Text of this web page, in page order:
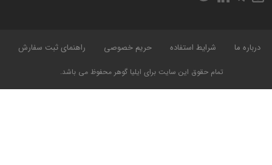
تمام حقوق این سایت برای ایلیا گوهر محفوظ می باشد.
درباره ما شرایط استفاده حریم خصوصی راهنمای ثبت سفارش